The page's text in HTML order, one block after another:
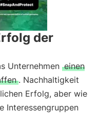
der
Unternehmen einen
. Nachhaltigkeit
Erfolg, aber wie
Interessengruppen